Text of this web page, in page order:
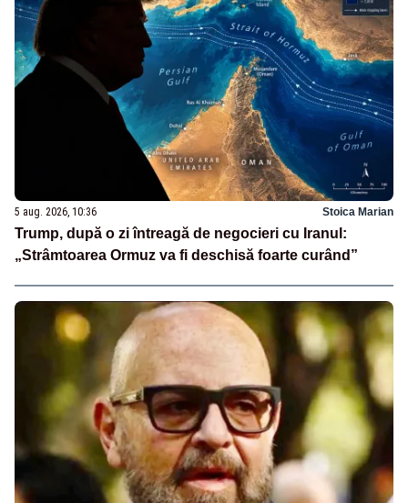
5 aug. 2026, 10:36 Stoica Marian
Trump, după o zi întreagă de negocieri cu Iranul:
„Strâmtoarea Ormuz va fi deschisă foarte curând”